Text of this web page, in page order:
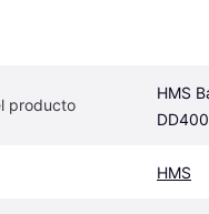
producto
HMS
HMS